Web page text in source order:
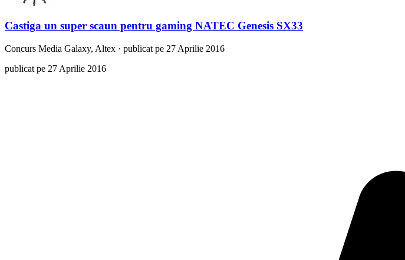
Castiga un super scaun pentru gaming NATEC Genesis SX33
Concurs Media Galaxy, Altex · publicat pe 27 Aprilie 2016
publicat pe 27 Aprilie 2016